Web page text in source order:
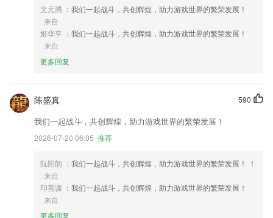
文元腾 ：我们一起战斗，共创辉煌，助力游戏世界的繁荣发展！
来自
姬华亨 ：我们一起战斗，共创辉煌，助力游戏世界的繁荣发展！
来自
更多回复
590
陈盛真
我们一起战斗，共创辉煌，助力游戏世界的繁荣发展！
2026-07-20 06:05 推荐
阮阳朗 ：我们一起战斗，共创辉煌，助力游戏世界的繁荣发展！ ！
来自
印善谦 ：我们一起战斗，共创辉煌，助力游戏世界的繁荣发展！
来自
更多回复